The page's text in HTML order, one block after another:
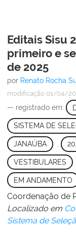
Editais Sisu
primeiro e
de 2025
por Renato Rocha
modificação 01/04/
— registrado em:
SISTEMA DE
JANAÚBA
VESTIBULARES
EM ANDAMENTO
Coordenação de
Localizado em
Sistema de